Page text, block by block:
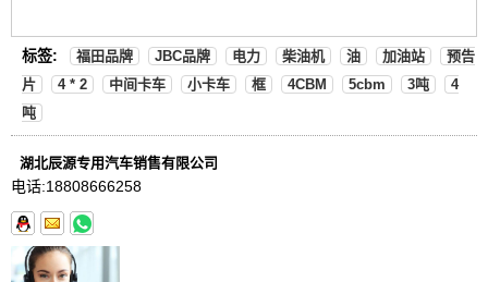
标签: 福田品牌 JBC品牌 电力 柴油机 油 加油站
预告
片
4 * 2 中间卡车 小卡车 框 4CBM 5cbm 3吨
4
吨
湖北辰源专用汽车销售有限公司
电话:18808666258